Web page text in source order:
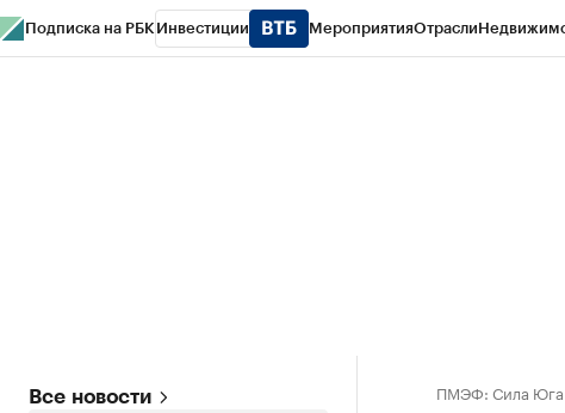
Подписка на РБК Инвестиции МероприятияОтрасли
Все новости ПМЭФ: Сила Юга